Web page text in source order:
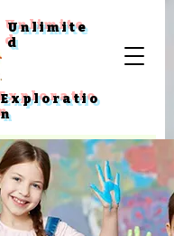
Unlimite
d
Exploratio
n